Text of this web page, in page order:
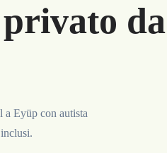
a Eyüp con autista